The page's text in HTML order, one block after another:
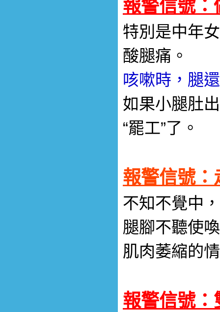
報警信號：
特別是中年
酸腿痛。
咳嗽時，腿
如果小腿肚
“罷工”了。
報警信號：
不知不覺中
腿腳不聽使
肌肉萎縮的
報警信號：